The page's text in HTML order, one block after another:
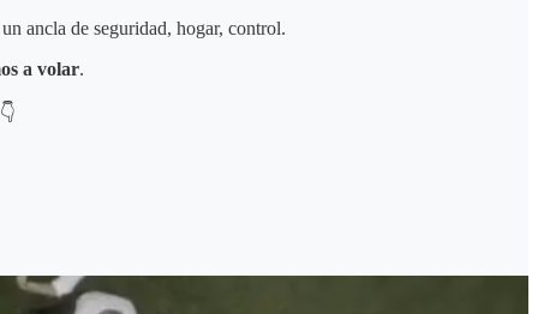
ancla de seguridad, hogar, control.
a volar.